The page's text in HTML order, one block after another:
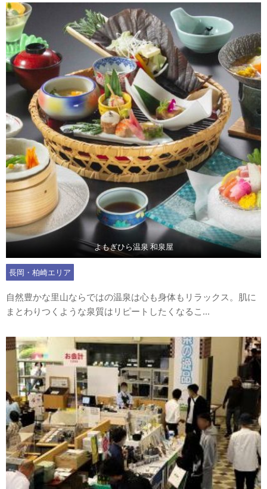
よもぎひら温泉 和泉屋
長岡・柏崎エリア
自然豊かな里山ならではの温泉は心も身体もリラックス。肌に
まとわりつくような泉質はリピートしたくなるこ...